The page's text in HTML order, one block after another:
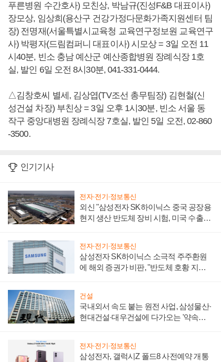
푸른병원 수간호사) 모친상, 박남규(진성F&B 대표이사)
장모상, 임상희(용산구 건강가정다문화가족지원센터 팀
장) 전명재(서울특별시교육청 교육연구정보원 교육연구
사) 박평자(드림컴퍼니 대표이사) 시모상 = 3일 오전 11
시40분, 빈소 충남 예산군 예산종합병원 장례식장 1호
실, 발인 6일 오전 8시30분, 041-331-0444.
△김창호씨 별세, 김상엽(TV조선 총무팀장) 김현철(신
성건설 차장) 부친상 = 3일 오후 1시30분, 빈소 서울 동
작구 중앙대병원 장례식장 7호실, 발인 5일 오전, 02-860
-3500.
인기기사
전자·전기·정보통신
외신 "삼성전자 SK하이닉스 중국 공장용
현지 생산 반도체 장비 시험, 미국 수출통
전자·전기·정보통신
삼성전자 SK하이닉스 소극적 주주환원
에 해외 증권가 비판, "반도체 호황 지속
건설
국내외서 속도 붙는 원전 사업, 삼성물산·
현대건설·대우건설에 다가오는 '약속의
전자·전기·정보통신
삼성전자, 갤럭시Z 폴드8 사전예약 개통